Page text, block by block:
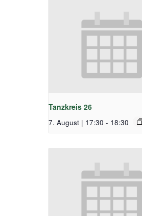
Tanzkreis 26
7. August | 17:30 - 18:30